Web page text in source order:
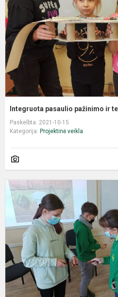
Integruota pasaulio pažinimo ir
Paskelbta: 2021-10-15
Kategorija: Projektinė veikla